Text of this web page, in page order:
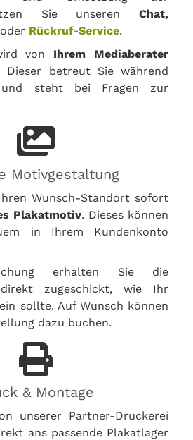
Sie unseren Chat,
oder Rückruf-Service.
von Ihrem Mediaberater
Dieser betreut Sie während
und steht bei Fragen zur
Motivgestaltung
Wunsch-Standort sofort
Plakatmotiv. Dieses können
in Ihrem Kundenkonto
erhalten Sie die
zugeschickt, wie Ihr
sollte. Auf Wunsch können
dazu buchen.
& Montage
unserer Partner-Druckerei
ans passende Plakatlager